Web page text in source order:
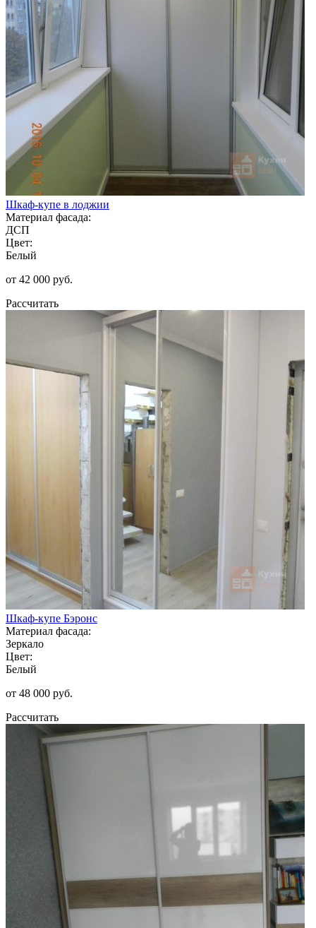
Шкаф-купе в лоджии
Материал фасада:
ДСП
Цвет:
Белый
от 42 000 руб.
Рассчитать
Шкаф-купе Бэронс
Материал фасада:
Зеркало
Цвет:
Белый
от 48 000 руб.
Рассчитать